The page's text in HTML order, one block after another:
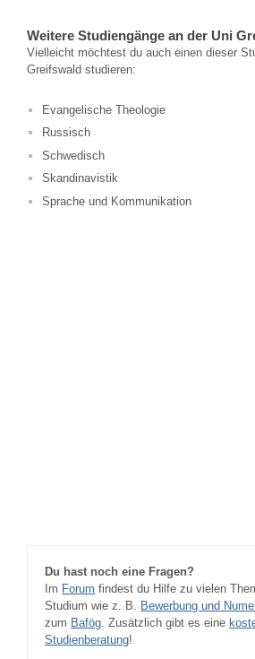
Weitere Studiengänge an der Uni
Vielleicht möchtest du auch einen dieser
Greifswald studieren:
Evangelische Theologie
Russisch
Schwedisch
Skandinavistik
Sprache und Kommunikation
Du hast noch eine Fragen?
Im Forum findest du Hilfe zu vielen
Studium wie z. B. Bewerbung und
zum Bafög. Zusätzlich gibt es eine
Studienberatung!